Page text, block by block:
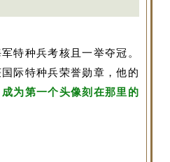
特种兵考核且一举夺冠。
际特种兵荣誉勋章，他的
为第一个头像刻在那里的